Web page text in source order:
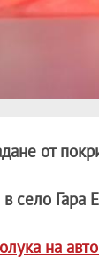
от
село Гара
на